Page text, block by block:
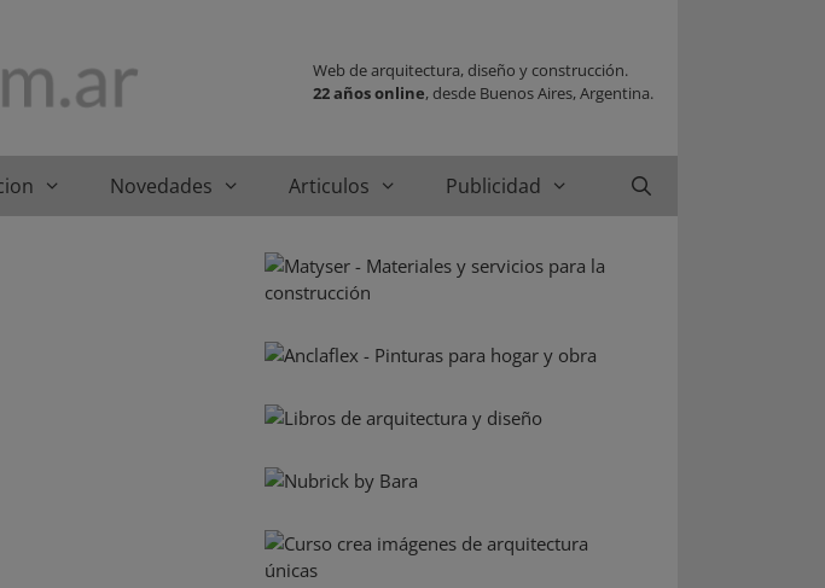
Web de arquitectura, diseño y construcción.
22 años online, desde Buenos Aires, Argentina.
Novedades Articulos Publicidad